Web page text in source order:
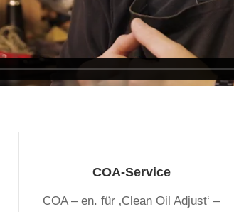
COA-Service
COA – en. für ‚Clean Oil Adjust‘ –